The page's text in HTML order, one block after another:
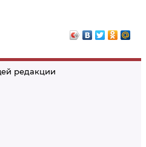
редакции
строительства